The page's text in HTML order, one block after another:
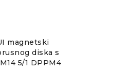
magnetski
diska s
5/1 DPPM4